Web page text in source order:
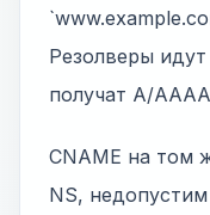
Резолверы
получат A/
CNAME на том
NS,